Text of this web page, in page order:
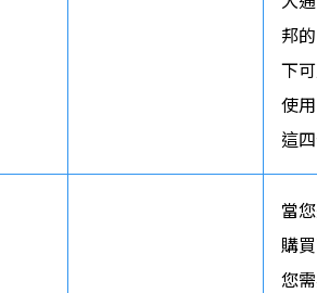
邦
下
使
這
當
購
您